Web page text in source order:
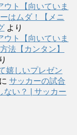
ウト【向いていま
はムダ！【メニ
より
ウト【向いていま
法【カンタン】
嬉しいプレゼン
に サッカーの試合
ない？ | サッカー